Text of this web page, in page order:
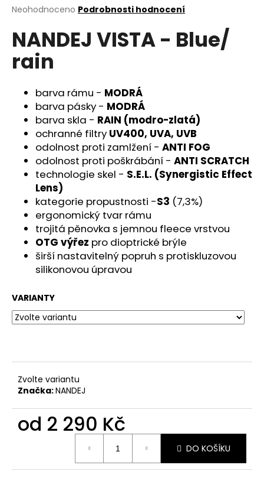
Průměrné
produktu
je
hvězdiček.
Neohodnoceno Podrobnosti hodnocení
NANDEJ VISTA - Blue/
rain
barva rámu - MODRÁ
barva pásky - MODRÁ
barva skla - RAIN (modro-zlatá)
ochranné filtry UV400, UVA, UVB
odolnost proti zamlžení - ANTI FOG
odolnost proti poškrábání - ANTI SCRATCH
technologie skel - S.E.L. (Synergistic Effect
Lens)
kategorie propustnosti -S3 (7,3%)
ergonomický tvar rámu
trojitá pěnovka s jemnou fleece vrstvou
OTG výřez pro dioptrické brýle
širší nastavitelný popruh s protiskluzovou
silikonovou úpravou
VARIANTY
Zvolte variantu
Značka:NANDEJ
od 2 290 Kč
DO KOŠÍKU
a
j
í
t
HLEDAT
j
e
m